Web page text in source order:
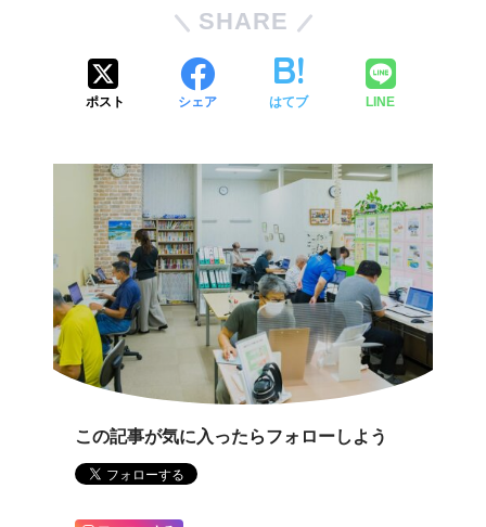
SHARE
ポスト シェア はてブ LINE
この記事が気に入ったらフォローしよう